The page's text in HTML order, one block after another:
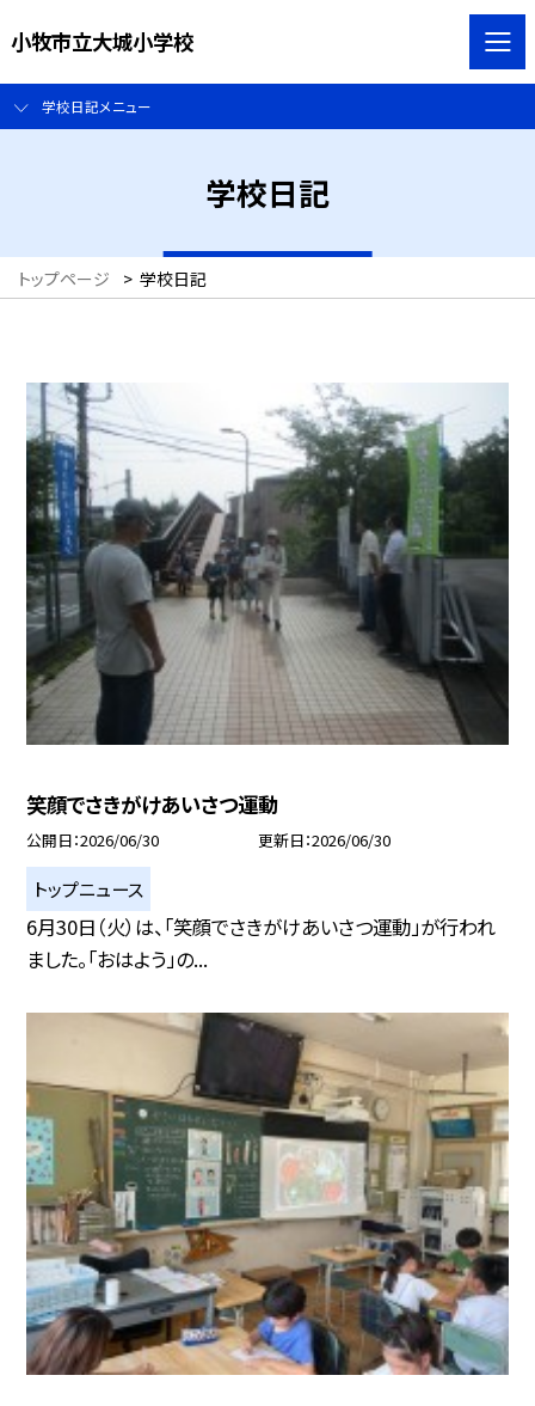
小牧市立大城小学校
学校日記メニュー
学校日記
トップページ > 学校日記
笑顔でさきがけあいさつ運動
公開日 2026/06/30 更新日 2026/06/30
トップニュース
6月30日（火）は、「笑顔でさきがけあいさつ運動」が行われ
ました。「おはよう」の...